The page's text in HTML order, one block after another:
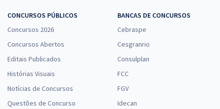
CONCURSOS PÚBLICOS
Concursos 2026
Concursos Abertos
Editais Publicados
Histórias Visuais
Notícias de Concursos
Questões de Concurso
BANCAS DE CONCURSOS
Cebraspe
Cesgranrio
Consulplan
FCC
FGV
Idecan